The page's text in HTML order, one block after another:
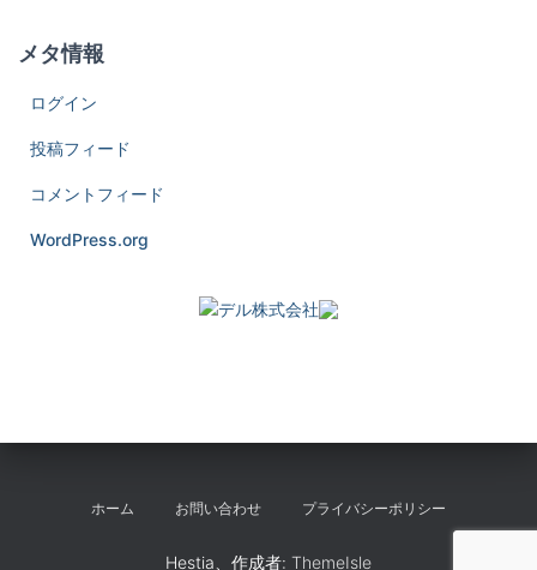
メタ情報
ログイン
投稿フィード
コメントフィード
WordPress.org
ホーム お問い合わせ プライバシーポリシー
Hestia、作成者: ThemeIsle